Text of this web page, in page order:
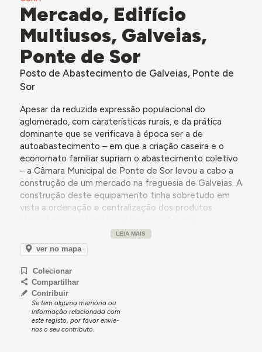
Mercado, Edifício
Multiusos, Galveias,
Ponte de Sor
Posto de Abastecimento de Galveias, Ponte de
Sor
Apesar da reduzida expressão populacional do
aglomerado, com caraterísticas rurais, e da prática
dominante que se verificava à época ser a de
autoabastecimento – em que a criação caseira e o
economato familiar supriam o abastecimento coletivo
– a Câmara Municipal de Ponte de Sor levou a cabo a
construção de um mercado na freguesia de Galveias. A
construção deste equipamento tinha sobretudo em
vista a ordenação e centralização dos produtos
beneficiariam as condições de higiene e de espaço – já
que os estabelecimentos de venda de produtos
alimentares no território eram escassos e
apresentavam instalações precárias.
Tanto quanto a documentação recolhida e analisada
permite compreender, o processo iniciou-se em 1967
com a visita da 6.ª Zona de Urbanização e Arquitetura
à freguesia de Galveias para apreciar o terreno onde o
mercado se viria a construir – numa zona de futura
LEIA MAIS
ver no mapa
Colecionar
Compartilhar
Contribuir
Se tem alguma memória ou
informação relacionada com
este registo, por favor envie-
nos o seu contributo.